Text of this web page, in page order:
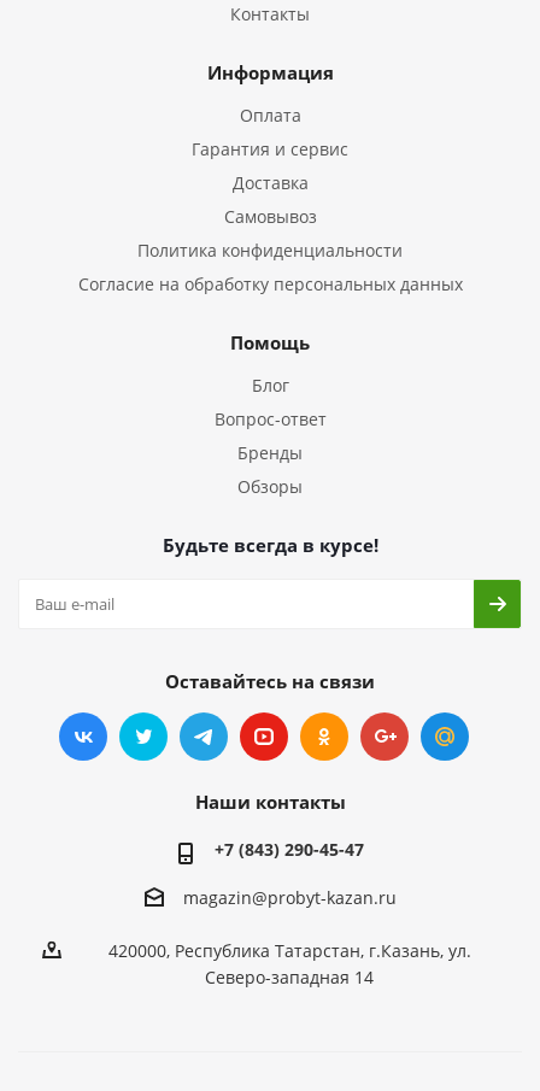
Контакты
Информация
Оплата
Гарантия и сервис
Доставка
Самовывоз
Политика конфиденциальности
Согласие на обработку персональных данных
Помощь
Блог
Вопрос-ответ
Бренды
Обзоры
Будьте всегда в курсе!
Оставайтесь на связи
Наши контакты
+7 (843) 290-45-47
magazin@probyt-kazan.ru
420000, Республика Татарстан, г.Казань, ул.
Северо-западная 14